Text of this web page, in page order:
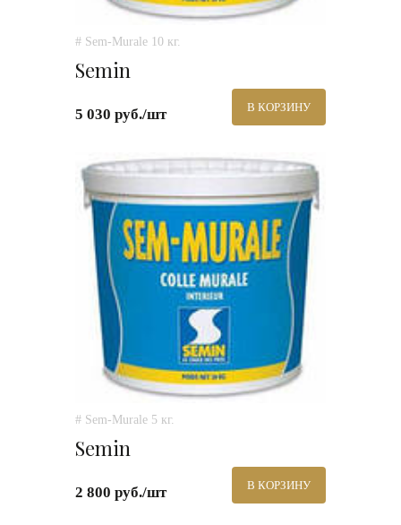
# Sem-Murale 10 кг.
Semin
5 030 руб./шт В КОРЗИНУ
# Sem-Murale 5 кг.
Semin
2 800 руб./шт В КОРЗИНУ